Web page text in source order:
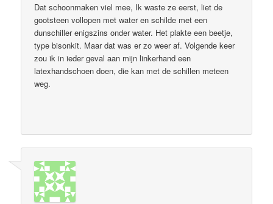
Dat schoonmaken viel mee, Ik waste ze eerst, liet de
gootsteen vollopen met water en schilde met een
dunschiller enigszins onder water. Het plakte een beetje,
type bisonkit. Maar dat was er zo weer af. Volgende keer
zou ik in ieder geval aan mijn linkerhand een
latexhandschoen doen, die kan met de schillen meteen
weg.